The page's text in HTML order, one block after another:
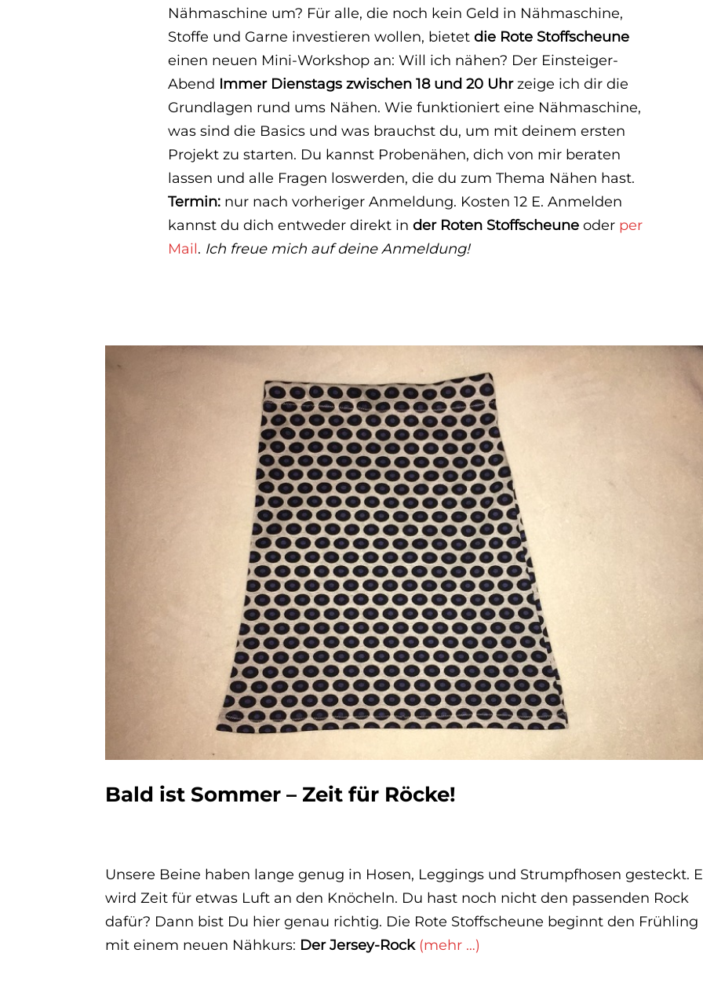
Nähmaschine um? Für alle, die noch kein Geld in Nähmaschine,
Stoffe und Garne investieren wollen, bietet die Rote Stoffscheune
einen neuen Mini-Workshop an: Will ich nähen? Der Einsteiger-
Abend Immer Dienstags zwischen 18 und 20 Uhrzeige ich dir die
Grundlagen rund ums Nähen. Wie funktioniert eine Nähmaschine,
was sind die Basics und was brauchst du, um mit deinem ersten
Projekt zu starten. Du kannst Probenähen, dich von mir beraten
lassen und alle Fragen loswerden, die du zum Thema Nähen hast.
Termin:nur nach vorheriger Anmeldung. Kosten 12 E. Anmelden
kannst du dich entweder direkt in der Roten Stoffscheuneoder per
Mail. Ich freue mich auf deine Anmeldung!
Bald ist Sommer – Zeit für Röcke!
Unsere Beine haben lange genug in Hosen, Leggings und Strumpfhosen gesteckt.
wird Zeit für etwas Luft an den Knöcheln. Du hast noch nicht den passenden Rock
dafür? Dann bist Du hier genau richtig. Die Rote Stoffscheune beginnt den Frühling
mit einem neuen Nähkurs: Der Jersey-Rock (mehr …)